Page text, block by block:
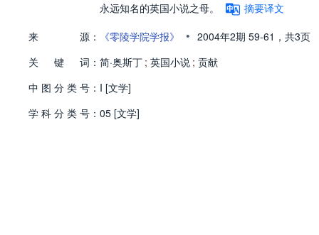
永远知名的英国小说之母。
摘要译文
来
源： 《零陵学院学报》 • 2004年2期 59-61， 共3页
关
键 词： 简·奥斯丁 ; 英国小说 ; 贡献
中 图 分 类 号： I [文学]
学 科 分 类 号： 05 [文学]